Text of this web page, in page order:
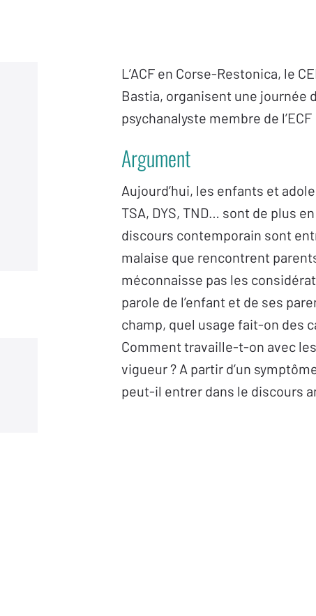
L’ACF en Corse-Restonica, le
Bastia, organisent une journée
psychanalyste membre de l’ECF
Argument
Aujourd’hui, les enfants et
TSA, DYS, TND… sont de plus
discours contemporain sont
malaise que rencontrent
méconnaisse pas les
parole de l’enfant et de ses
champ, quel usage fait-on des
Comment travaille-t-on avec
vigueur ? A partir d’un
peut-il entrer dans le discours